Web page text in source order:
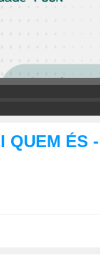
QUEM